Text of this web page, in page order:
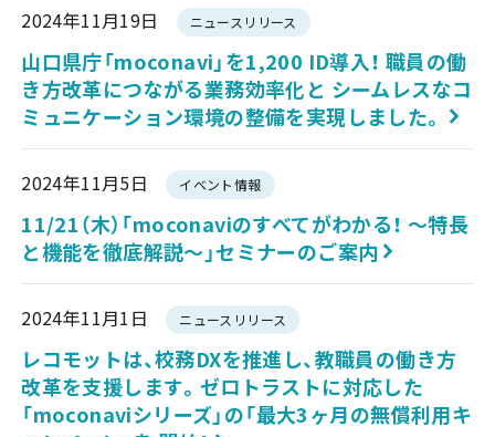
2024年11月19日 ニュースリリース
山口県庁「moconavi」を1,200 ID導入！ 職員の働
き方改革につながる業務効率化と シームレスなコ
ミュニケーション環境の整備を実現しました。
2024年11月5日 イベント情報
11/21（木）「moconaviのすべてがわかる！ ～特長
と機能を徹底解説～」セミナーのご案内
2024年11月1日 ニュースリリース
レコモットは、校務DXを推進し、教職員の働き方
改革を支援します。ゼロトラストに対応した
「moconaviシリーズ」の「最大3ヶ月の無償利用キ